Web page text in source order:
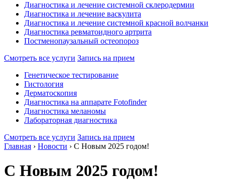
Диагностика и лечение системной склеродермии
Диагностика и лечение васкулита
Диагностика и лечение системной красной волчанки
Диагностика ревматоидного артрита
Постменопаузальный остеопороз
Смотреть все услуги Запись на прием
Генетическое тестирование
Гистология
Дерматоскопия
Диагностика на аппарате Fotofinder
Диагностика меланомы
Лабораторная диагностика
Смотреть все услуги Запись на прием
Главная › Новости › С Новым 2025 годом!
С Новым 2025 годом!